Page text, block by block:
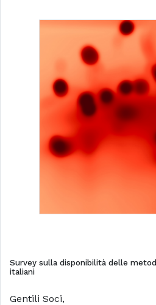
Survey sulla disponibilità delle
italiani
Gentili Soci,